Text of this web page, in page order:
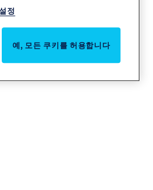
정
예, 모든 쿠키를 허용합니다